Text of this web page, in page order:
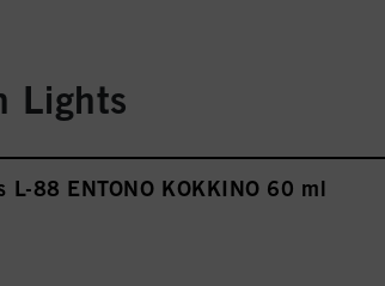
Lights
L-88 ΕΝΤΟΝΟ ΚΟΚΚΙΝΟ 60 ml